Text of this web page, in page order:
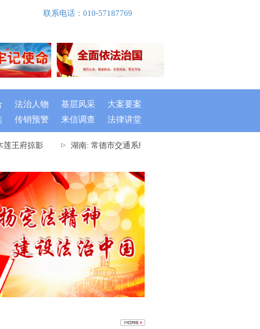
王府掠影 湖南: 常德市交通系统举办出租车驾驶员创文专题培训班
传销预警 来信调查 法律讲堂
联系电话：010-57187769
法治人物 基层风采 大案要案